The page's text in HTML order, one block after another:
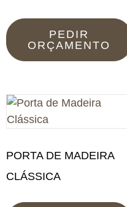
PEDIR
ORÇAMENTO
PORTA DE MADEIRA
CLÁSSICA